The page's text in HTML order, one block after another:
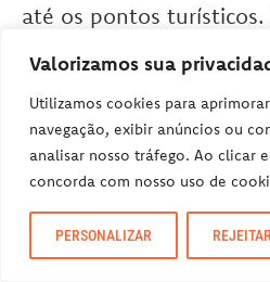
Valorizamos sua
Utilizamos cookies para
navegação, exibir anúncios ou
analisar nosso tráfego. Ao clicar
concorda com nosso uso de
PERSONALIZAR REJEITAR
até os pontos turísticos.
de São Joaquim tem
fazem com que a
roteiros mais
neve, maçã e vinho.